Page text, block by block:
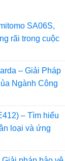
SA06S,
rãi trong cuộc
– Giải Pháp
Ngành Công
– Tìm hiểu
loại và ứng